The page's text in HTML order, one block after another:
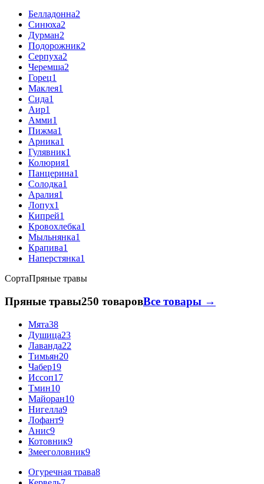
Белладонна2
Синюха2
Дурман2
Подорожник2
Серпуха2
Черемша2
Горец1
Маклея1
Сида1
Аир1
Амми1
Пижма1
Арника1
Гулявник1
Колюрия1
Панцерина1
Солодка1
Аралия1
Лопух1
Кипрей1
Кровохлебка1
Мыльнянка1
Крапива1
Наперстянка1
СортаПряные травы
Пряные травы250 товаровВсе товары →
Мята38
Душица23
Лаванда22
Тимьян20
Чабер19
Иссоп17
Тмин10
Майоран10
Нигелла9
Лофант9
Анис9
Котовник9
Змееголовник9
Огуречная трава8